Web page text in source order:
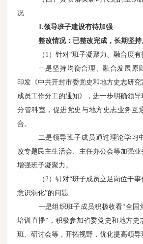
况
1.领导班子建设有待加强
整改情况：已整改完成，长期坚持
（1）针对“班子凝聚力、融合度
一是坚持均衡合理、融合发展原
印发《中共开封市委党史和地方史志研
成员工作分工的通知》，进一步明确领
分管科室，促进党史与地方史志业务互
合。
二是领导班子成员通过理论学习
改专题民主生活会、主任办公会等加强业
增强班子凝聚力。
（2）针对“班子成员立足岗位干
意识弱化”的问题
一是组织班子成员积极收看“全国
培训直播”，积极参加省委党史和地方史
班、研讨会等，开拓视野，优化提高领导